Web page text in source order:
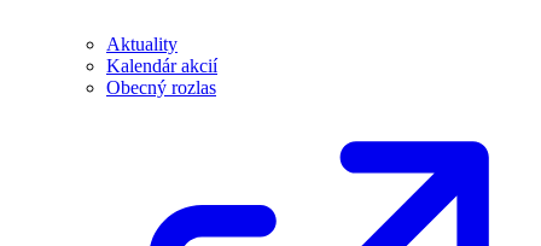
Aktuality
Kalendár akcií
Obecný rozlas